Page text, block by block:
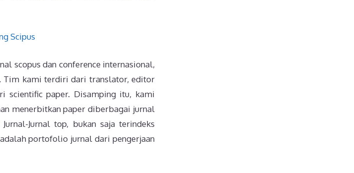
scopus dan conference internasional,
Tim kami terdiri dari translator, editor
scientific paper. Disamping itu, kami
menerbitkan paper diberbagai jurnal
Jurnal top, bukan saja terindeks
portofolio jurnal dari pengerjaan